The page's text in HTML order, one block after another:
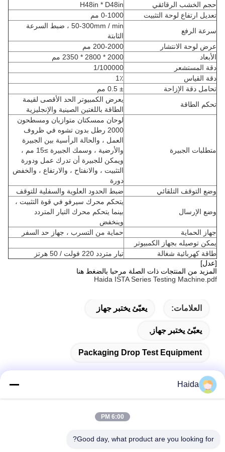
حجم الخشب الرقائقي
H48in * D48in
تعديل ارتفاع لوحة التثبيت
0-1000 مم
سرعة الرفع
50-300mm / min ، ضبط السرعة
الثابتة
عرض لوحة الانتشار
200-2000 مم
الأبعاد
2000 * 2800 * 2350 مم
دقة المستشعر
1/100000
دقة القياس
1٪
تحامل دقة الإزاحة
± 0.5 مم
تحكم الطاقة
يعرض الكمبيوتر الحد الأقصى لقيمة
الطاقة باللغتين الصينية والإنجليزية
متطلبات الجبيرة
لوحان ممسكتان متوازيان ومسطحون
2000 رطل بدون تشوه في ظروف
العمل ، والحالة الرأسية بين الجبيرة
والأرضية ، وسمك الجبيرة ≥15 مم ،
ويمكن للجبيرة أن تدرك عمل ودورة
التثبيت ، والانفتاح ، والارتفاع ، والخفض
دورة
وضع التوقف التلقائي
ضبط الحدود العلوية والسفلية للتوقف
وضع الإرسال
يتحكم محرك سيرفو في قوة التثبيت ،
بينما يتحكم محرك التيار المتردد
وينخفض
جهاز الحماية
حماية من التسرب ، جهاز حد السفر
يمكن توصيله بجهاز الكمبيوتر
طاقة كهربائية شغالة
تيار متردد 220 فولت / 50 هرتز
[عدل]
المزيد من المنتجات ذات الصلة مرحبا بالضغط هنا
Haida ISTA Series Testing Machine.pdf
العلامات: يعبّئ يختبر جهاز
يعبّئ يختبر جهاز,
Packaging Drop Test Equipment
العنوان
Haida
6:00 PM
Good day, what product are you looking for?